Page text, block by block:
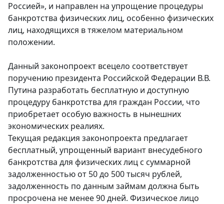
Россией», и направлен на упрощение процедуры
банкротства физических лиц, особенно физических
лиц, находящихся в тяжелом материальном
положении.
Данный законопроект всецело соответствует
поручению президента Российской Федерации В.В.
Путина разработать бесплатную и доступную
процедуру банкротства для граждан России, что
приобретает особую важность в нынешних
экономических реалиях.
Текущая редакция законопроекта предлагает
бесплатный, упрощенный вариант внесудебного
банкротства для физических лиц с суммарной
задолженностью от 50 до 500 тысяч рублей,
задолженность по данным займам должна быть
просрочена не менее 90 дней. Физическое лицо